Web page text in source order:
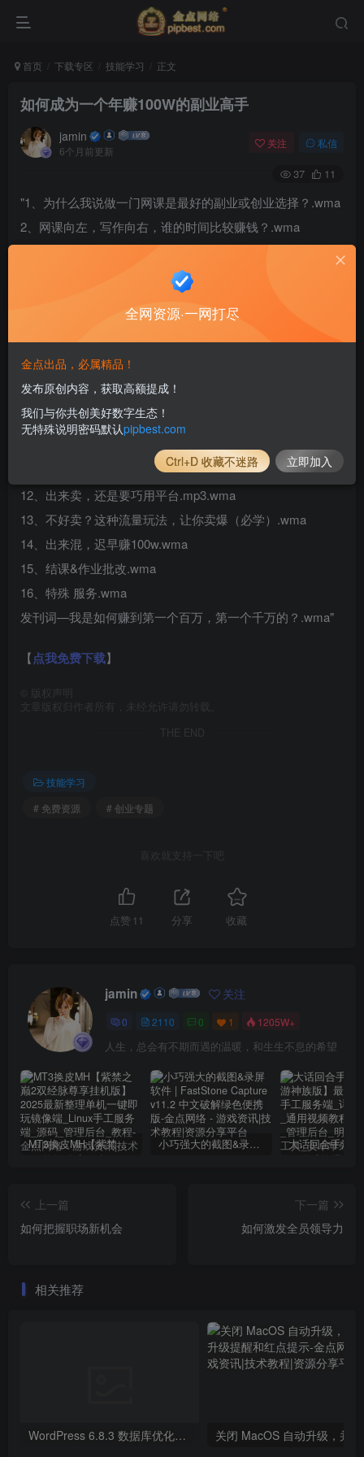
首页 下载专区 技能学习 正文
如何成为一个年赚100W的副业高手
jamin
6个月前更新
关注 私信
37 11
"1、为什么我说做一门网课是最好的副业或创业选择？.wma
2、网课向左，写作向右，谁的时间比较赚钱？.wma
4、遵守1%法则，最后比别人多赚20%.wma
6、给大脑上个发条，轻松立框架.wma
8、克隆归纳法，顶级专家必用的做课法.wma
9、录制、剪辑、设计、节数、时长等一箩筐的事儿.wma
10、文案公式，套用这个写文案的公式，99%用户无法拒
11、紫牛思维，请救下那只猫咪.wma
12、出来卖，还是要巧用平台.mp3.wma
13、不好卖？这种流量玩法，让你卖爆（必学）.wma
14、出来混，迟早赚100w.wma
15、结课&作业批改.wma
16、特殊 服务.wma
发刊词—我是如何赚到第一个百万，第一个千万的？.wma"
【点我免费下载】
版权声明
文章版权归作者所有，未经允许请勿转载。
THE END
技能学习
# 免费资源
# 创业专题
喜欢就支持一下吧
点赞 11 分享 收藏
jamin 关注
0 2110 0 1 1205W+
人生，总会有不期而遇的温暖，和生生不息的希望
MT3换皮MH【紫禁之巅2双经脉尊享挂机版】2025最新整理单机一键即玩镜像端_Linux手工服务端_源码_管理后台_教程 小巧强大的截图&录屏软件 | FastStone Capture v11.2 中文破解绿色便携版
上一篇
如何把握职场新机会
下一篇
如何激发全员领导力
相关推荐
WordPress 6.8.3 数据库优化与清理方案
全网资源·一网打尽
金点出品，必属精品！
发布原创内容，获取高额提成！
我们与你共创美好数字生态！
无特殊说明密码默认pipbest.com
Ctrl+D 收藏不迷路 立即加入